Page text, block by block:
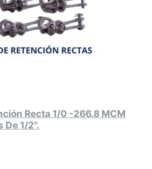
Recta 1/0 -266.8 MCM
De 1/2".